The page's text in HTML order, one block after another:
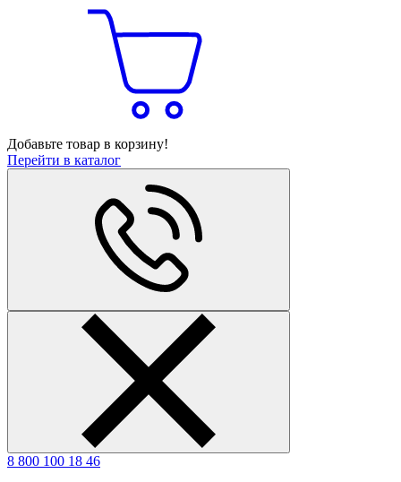
Добавьте товар в корзину!
Перейти в каталог
8 800 100 18 46